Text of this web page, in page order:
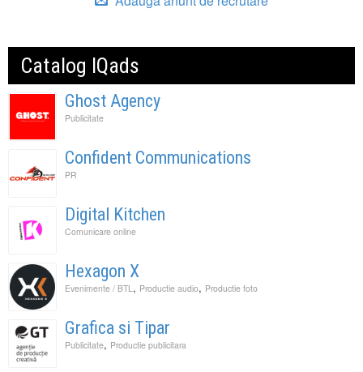
Catalog IQads
Ghost Agency
Publicitate
Confident Communications
PR
Digital Kitchen
Comunicare online
Hexagon X
Evenimente / BTL , Productie audio, Productie foto
Grafica si Tipar
Publicitate, Productie publicitara